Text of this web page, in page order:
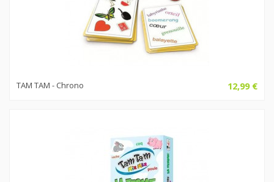
TAM TAM - Chrono 12,99 €